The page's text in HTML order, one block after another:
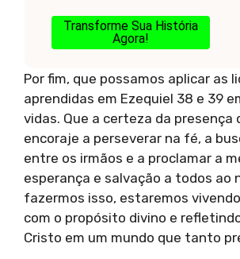
Transforme Sua História
Agora!
Por fim, que possamos aplicar as
aprendidas em Ezequiel 38 e 39
vidas. Que a certeza da presença
encoraje a perseverar na fé, a
entre os irmãos e a proclamar a
esperança e salvação a todos ao
fazermos isso, estaremos
com o propósito divino e
Cristo em um mundo que tanto